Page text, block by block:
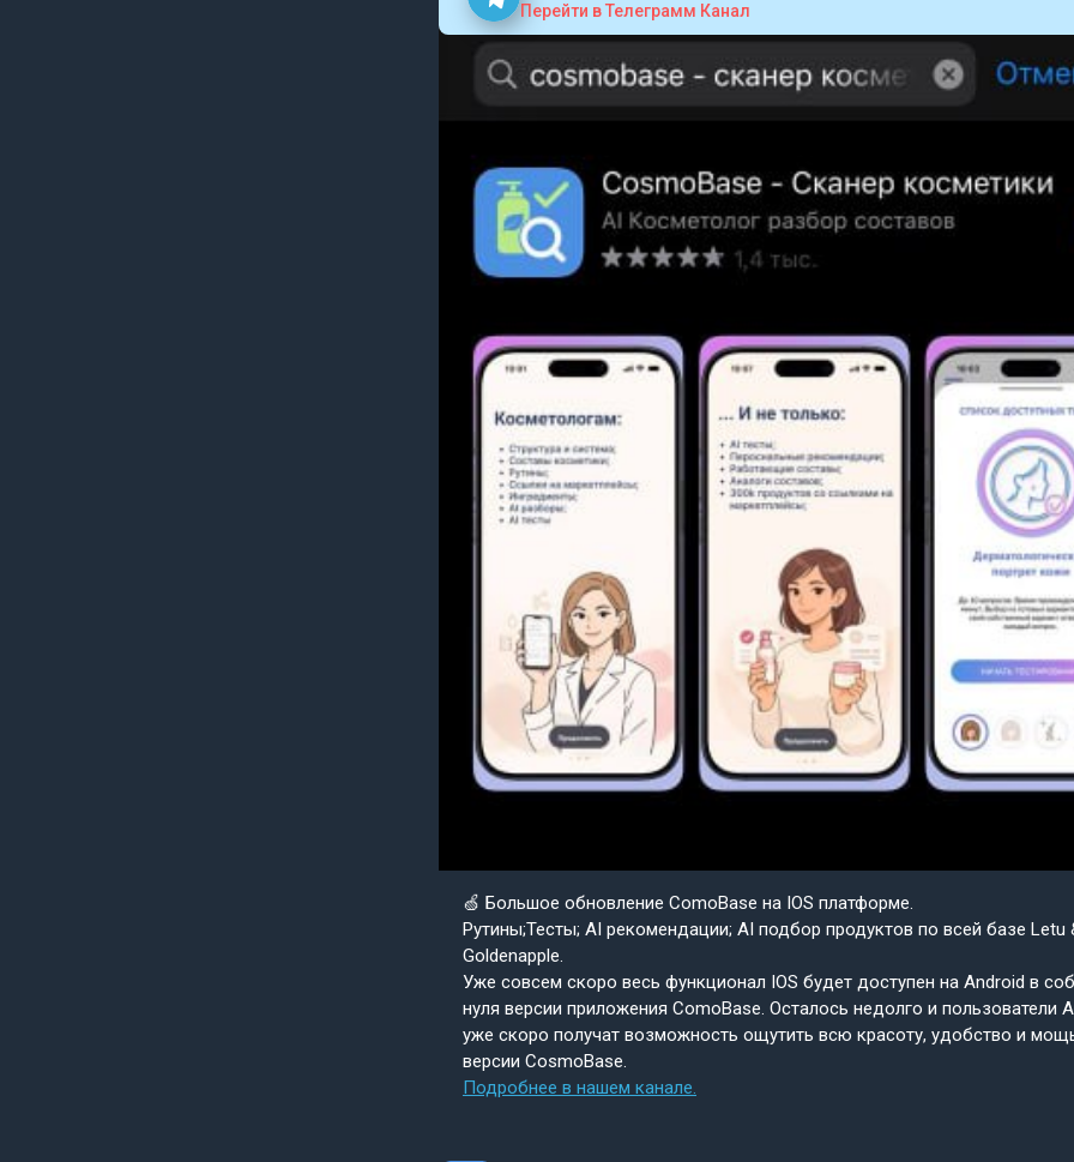
Перейти в Телеграмм Канал
🍏 Большое обновление ComoBase на IOS платформе.
Рутины;Тесты; AI рекомендации; AI подбор продуктов по всей базе Letu
Goldenapple.
Уже совсем скоро весь функционал IOS будет доступен на Android в
нуля версии приложения ComoBase. Осталось недолго и пользователи
уже скоро получат возможность ощутить всю красоту, удобство и
версии CosmoBase.
Подробнее в нашем канале.